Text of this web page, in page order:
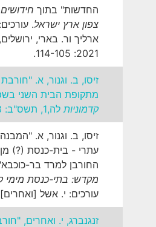
החדשות" בתוך
צפון ארץ ישראל.
ארליך ור. בארי,
2021: 114-105.
זיסו, ב. וגנור, א.
מתקופת הבית השני
קדמוניותלה,1, תשס"ב: 27-18.
זיסו, ב. וגנור, א.
עתרי - בית-כנסת (?)
החורבן למרד בר-
מקדש: בתי-כנסת מימי
עורכים: י. אשל [ואחרים],
זנגנברג, י. ואחרים,